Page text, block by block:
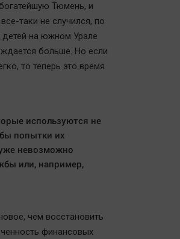
Тюмень, и
таки не случился, по
детей на южном Урале
больше. Но если
то теперь это время
используются не
попытки их
невозможно
или, например,
чем восстановить
финансовых